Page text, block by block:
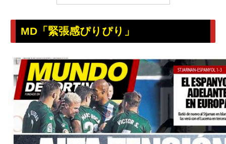
MD「緊張感ぴりぴり」